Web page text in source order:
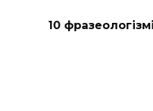
10